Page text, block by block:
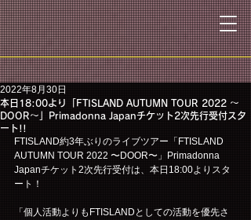
本日18:00より「FTISLAND AUTUMN TOUR 2022 〜
DOOR〜」Primadonna Japanチケット2次先行受付スタ
ート!!
2022年8月30日
FTISLAND約3年ぶりのライブツアー「FTISLAND
AUTUMN TOUR 2022 〜DOOR〜」Primadonna
Japanチケット2次先行受付は、本日18:00よりスタ
ート！
「個人活動よりもFTISLANDとしての活動を優先さ